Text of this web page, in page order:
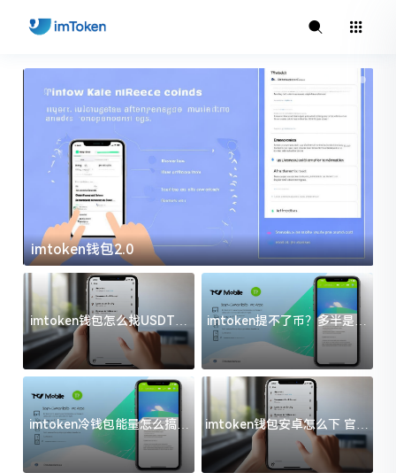
imtoken钱包2.0
imtoken钱包怎么找USDT地
址？三步搞定不踩坑
imtoken提不了币？多半是这
几件事没处理好
imtoken冷钱包能量怎么搞？
过来人告诉你门道
imtoken钱包安卓怎么下 官方
渠道避坑指南